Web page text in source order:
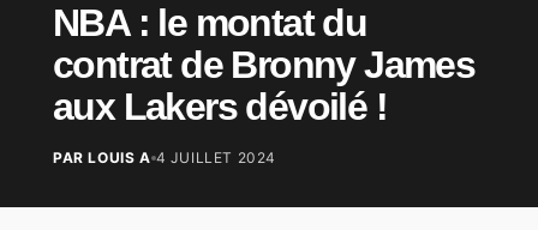
NBA : le montat du
contrat de Bronny James
aux Lakers dévoilé !
PAR LOUIS A 4 JUILLET 2024